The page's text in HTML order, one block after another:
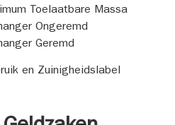
Toelaatbare Massa
Ongeremd
Geremd
en Zuinigheidslabel